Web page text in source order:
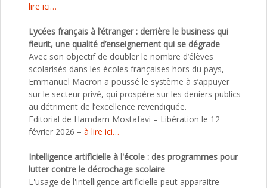
lire ici…
Lycées français à l’étranger : derrière le business qui
fleurit, une qualité d’enseignement qui se dégrade
Avec son objectif de doubler le nombre d’élèves
scolarisés dans les écoles françaises hors du pays,
Emmanuel Macron a poussé le système à s’appuyer
sur le secteur privé, qui prospère sur les deniers publics
au détriment de l’excellence revendiquée.
Editorial de Hamdam Mostafavi – Libération le 12
février 2026 – à lire ici…
Intelligence artificielle à l'école : des programmes pour
lutter contre le décrochage scolaire
L'usage de l'intelligence artificielle peut apparaitre